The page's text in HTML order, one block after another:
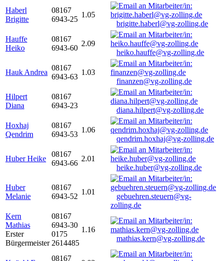
Haberl
Brigitte
08167
6943-25
1.05
brigitte.haberl@vg-zolling.de
Hauffe
Heiko
08167
6943-60
2.09
heiko.hauffe@vg-zolling.de
Hauk Andrea
08167
6943-63
1.03
finanzen@vg-zolling.de
Hilpert
Diana
08167
6943-23
diana.hilpert@vg-zolling.de
Hoxhaj
Qendrim
08167
6943-53
1.06
qendrim.hoxhaj@vg-zolling.de
Huber Heike
08167
6943-66
2.01
heike.huber@vg-zolling.de
Huber
Melanie
08167
6943-52
1.01
gebuehren.steuern@vg-
zolling.de
Kern
Mathias
Erster
Bürgermeister
08167
6943-30
0175
2614485
1.16
mathias.kern@vg-zolling.de
08167